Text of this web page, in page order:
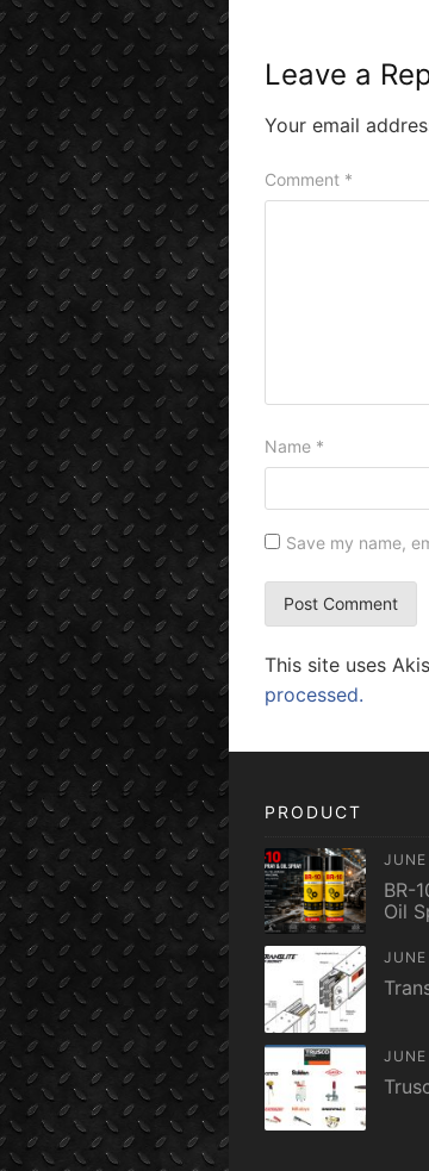
Leave a
Your email
Comment *
Name *
Save my name,
This site uses
processed.
PRODUCT
BR-
Oil